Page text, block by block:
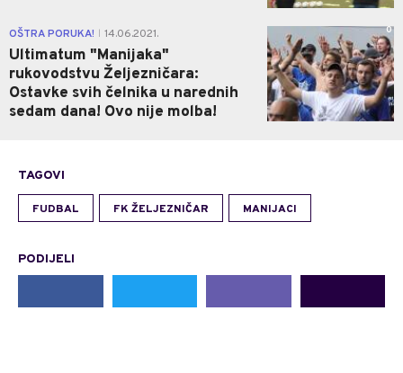
OŠTRA PORUKA! 14.06.2021.
Ultimatum "Manijaka"
rukovodstvu Željezničara:
Ostavke svih čelnika u narednih
sedam dana! Ovo nije molba!
0
TAGOVI
FUDBAL FK ŽELJEZNIČAR MANIJACI
PODIJELI